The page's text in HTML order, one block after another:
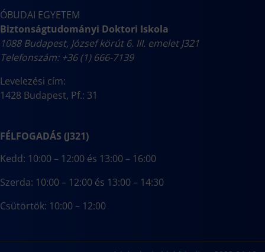
ÓBUDAI EGYETEM
Biztonságtudományi Doktori Iskola
1088 Budapest, József körút 6. III. emelet J321
Telefonszám: +36 (1) 666-7139
Levelezési cím:
1428 Budapest, Pf.: 31
FÉLFOGADÁS (J321)
Kedd: 10:00 – 12:00 és 13:00 – 16:00
Szerda: 10:00 – 12:00 és 13:00 – 14:30
Csütörtök: 10:00 – 12:00